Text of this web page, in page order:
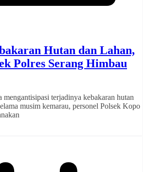
Hutan dan Lahan,
Polres Serang Himbau
mengantisipasi terjadinya kebakaran hutan
musim kemarau, personel Polsek Kopo